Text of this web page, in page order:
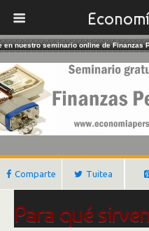
08/
La Utilidad De
Gustavo
Comparte Tuitea
Para qué
en nuestro seminario online de Finanzas